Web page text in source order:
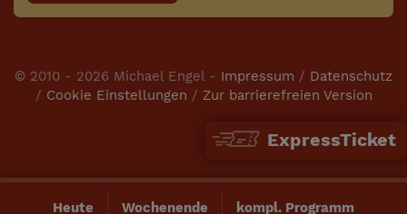
Heute Wochenende kompl. Programm
ExpressTicket
© 2010 - 2026 Michael Engel - Impressum / Datenschutz
/ Cookie Einstellungen / Zur barrierefreien Version